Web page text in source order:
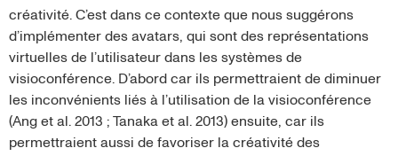
créativité. C’est dans ce contexte que nous suggérons
d’implémenter des avatars, qui sont des représentations
virtuelles de l’utilisateur dans les systèmes de
visioconférence. D’abord car ils permettraient de diminuer
les inconvénients liés à l’utilisation de la visioconférence
(Ang et al. 2013 ; Tanaka et al. 2013) ensuite, car ils
permettraient aussi de favoriser la créativité des